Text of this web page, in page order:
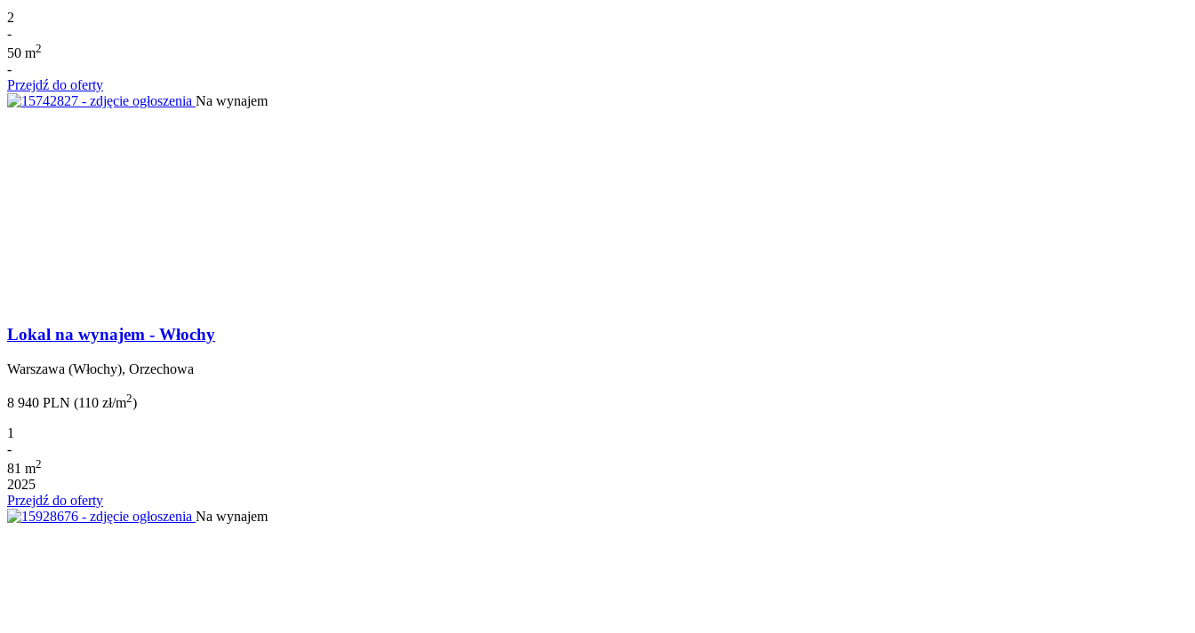
2
-
50 m2
-
Przejdź do oferty
Na wynajem
Lokal na wynajem - Włochy
Warszawa (Włochy), Orzechowa
8 940 PLN (110 zł/m2)
1
-
81 m2
2025
Przejdź do oferty
Na wynajem